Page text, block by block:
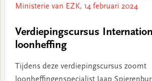
Ministerie van EZK, 14 februari 2024
Verdiepingscursus
loonheffing
Tijdens deze verdiepingscursus zoomt